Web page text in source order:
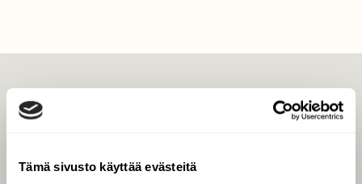
Tämä sivusto käyttää evästeitäTilaa digilukuoikeus